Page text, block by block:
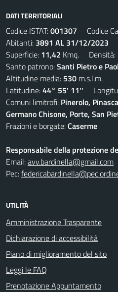
DATI TERRITORIALI
Codice ISTAT:001307 Codice
Abitanti: 3891 AL 31/12/2023
Superficie: 11,42 Kmq. Densità:
Santo patrono:Santi Pietro e
Altitudine media: 530 m.s.l.m.
Latitudine:44° 55' 11''
Comuni limitrofi: Pinerolo,
Germano Chisone, Porte, San
Frazioni e borgate:Caserme
Responsabile della protezione
Email:avv.bardinella@gmail.com
Pec:
UTILITÀ
Amministrazione Trasparente
Dichiarazione di accessibilità
Piano di miglioramento del sito
Leggi le FAQ
Prenotazione Appuntamento